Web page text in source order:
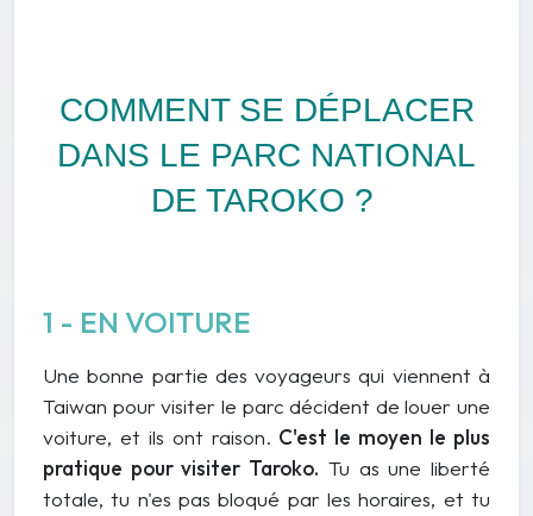
COMMENT SE DÉPLACER
DANS LE PARC NATIONAL
DE TAROKO ?
1 - EN VOITURE
Une bonne partie des voyageurs qui viennent à
Taiwan pour visiter le parc décident de louer une
voiture, et ils ont raison. C'est le moyen le plus
pratique pour visiter Taroko. Tu as une liberté
totale, tu n'es pas bloqué par les horaires, et tu